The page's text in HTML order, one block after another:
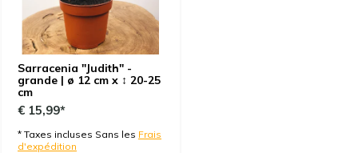
Las 6 plantas llegaron en perfecto estado a pesar
de los 7 días en tránsito. Están lozanas, fuertes y
muy bellas. El embalaje y preparación del envío es
top, de 10. El vendedor Bart muy amable en su email
y dándome la información que yo necesitaba sobre
ganas de repetir
Sarracenia "Judith" -
grande | ø 12 cm x ↕ 20-25
cm
€ 15,99*
* Taxes incluses Sans les Frais
d'expédition